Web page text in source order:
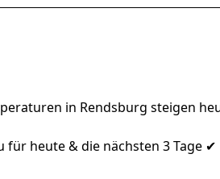
in Rendsburg steigen
heute & die nächsten 3 Tage ✔